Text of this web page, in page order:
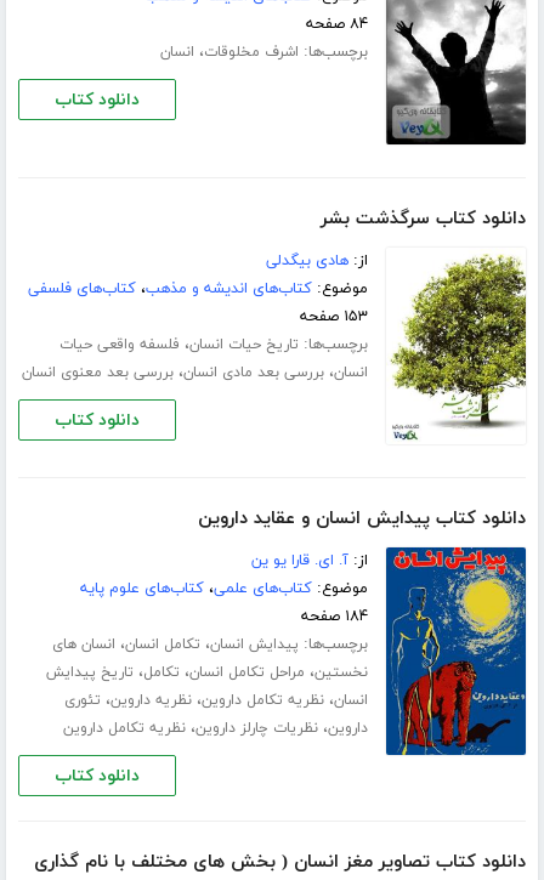
۸۴ صفحه
برچسب‌ها: اشرف مخلوقات، انسان
دانلود کتاب
دانلود کتاب سرگذشت بشر
از:هادی بیگدلی
موضوع:کتاب‌های اندیشه و مذهب،کتاب‌های فلسفی
۱۵۳ صفحه
برچسب‌ها: تاریخ حیات انسان، فلسفه واقعی حیات
انسان،بررسی بعد مادی انسان،بررسی بعد معنوی انسان
دانلود کتاب
دانلود کتاب پیدایش انسان و عقاید داروین
از:آ. ای. قارا یو ین
موضوع:کتاب‌های علمی،کتاب‌های علوم پایه
۱۸۴ صفحه
برچسب‌ها: پیدایش انسان، تکامل انسان، انسان های
نخستین، مراحل تکامل انسان، تکامل، تاریخ پیدایش
انسان،نظریه تکامل داروین،نظریه داروین، تئوری
داروین،نظریات چارلز داروین،نظریه تکامل داروین
دانلود کتاب
دانلود کتاب تصاویر مغز انسان ( بخش های مختلف با نام گذاری